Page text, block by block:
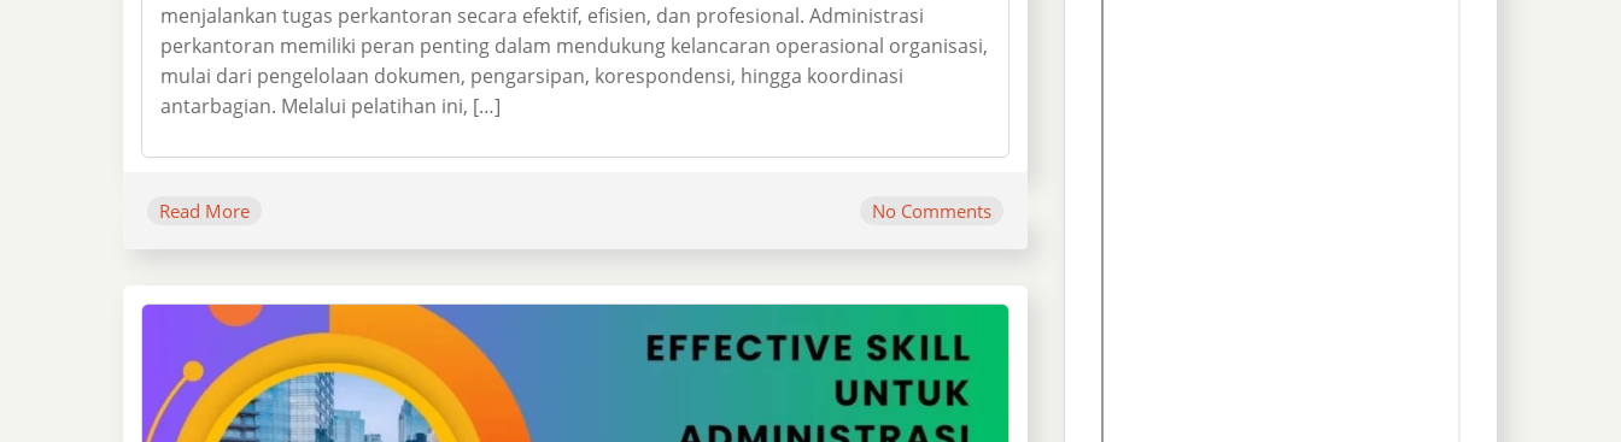
menjalankan tugas perkantoran secara efektif, efisien, dan profesional. Administrasi
perkantoran memiliki peran penting dalam mendukung kelancaran operasional organisasi,
mulai dari pengelolaan dokumen, pengarsipan, korespondensi, hingga koordinasi
antarbagian. Melalui pelatihan ini, […]
Read More No Comments